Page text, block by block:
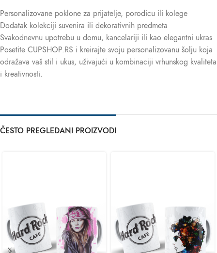
Personalizovane poklone za prijatelje, porodicu ili kolege
Dodatak kolekciji suvenira ili dekorativnih predmeta
Svakodnevnu upotrebu u domu, kancelariji ili kao elegantni ukras
Posetite CUPSHOP.RS i kreirajte svoju personalizovanu šolju koja
odražava vaš stil i ukus, uživajući u kombinaciji vrhunskog kvaliteta
i kreativnosti.
ČESTO PREGLEDANI PROIZVODI